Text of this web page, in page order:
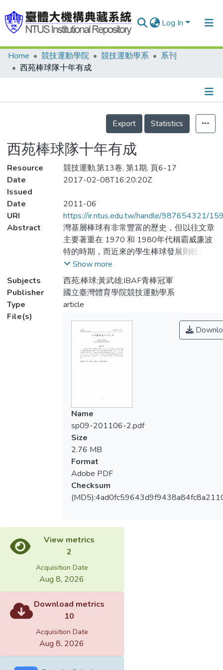
Log In
Communities & Collections
Statistics
Home 競技運動學院 競技運動學系
系刊
西苑棒球隊十年有成
Details
Export
Statistics
西苑棒球隊十年有成
Resource
競技運動,第13卷, 第1期, 頁6-17
Date
Issued
2017-02-08T16:20:20Z
Date
2011-06
URI
https://ir.ntus.edu.tw/handle/987654321/
Abstract
灣基層棒球有非常豐富的歷史，但以往文章
主要著重在 1970 和 1980年代稱霸威廉波
特的時期，而近來的學生棒球發展則較少探
討。西苑中學則是新興的棒球勢力，在黃武
雄教練和張廖萬堅議員的支持下，於 1999
年12 月正式成立，經過多年的耕耘，在國
內和國際的錦標賽屢創佳績，成為青少棒和
睽違已久的世界青棒冠軍。
Show more
Subjects
西苑;棒球;黃武雄;IBAF青棒冠軍
Publisher
國立臺灣體育學院競技運動學系
Type
article
File(s)
Name
sp09-201106-2.pdf
Size
2.76 MB
Format
Adobe PDF
Checksum
View metrics
2
Acquisition Date
Aug 8, 2026
Download metrics
10
Acquisition Date
Aug 8, 2026